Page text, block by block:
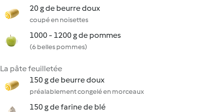
20 g de beurre doux
coupé en noisettes
1000 - 1200 g de pommes
(6 belles pommes)
La pâte feuilletée
150 g de beurre doux
préalablement congelé en morceaux
150 g de farine de blé